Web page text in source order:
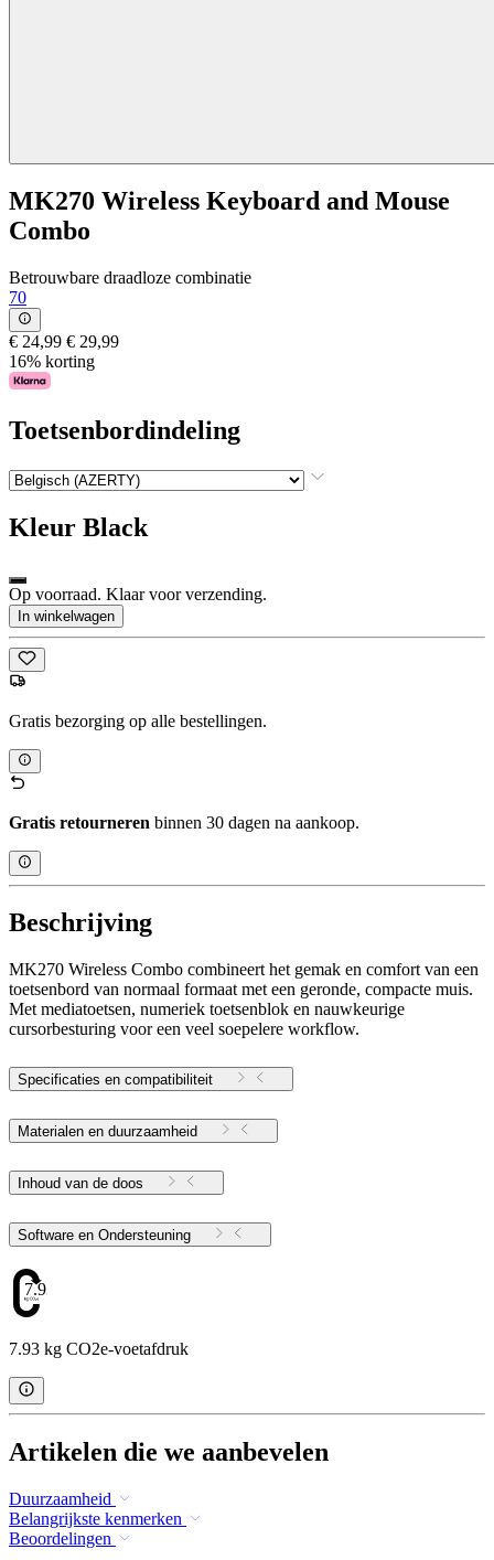
MK270 Wireless Keyboard and Mouse
Combo
Betrouwbare draadloze combinatie
70
€ 24,99 € 29,99
16% korting
Toetsenbordindeling
Kleur Black
Op voorraad. Klaar voor verzending.
In winkelwagen
Gratis bezorging op alle bestellingen.
Gratis retourneren binnen 30 dagen na aankoop.
Beschrijving
MK270 Wireless Combo combineert het gemak en comfort van een
toetsenbord van normaal formaat met een geronde, compacte muis.
Met mediatoetsen, numeriek toetsenblok en nauwkeurige
cursorbesturing voor een veel soepelere workflow.
Specificaties en compatibiliteit
Materialen en duurzaamheid
Inhoud van de doos
Software en Ondersteuning
7.93
7.93 kg CO2e-voetafdruk
Artikelen die we aanbevelen
Duurzaamheid
Belangrijkste kenmerken
Beoordelingen